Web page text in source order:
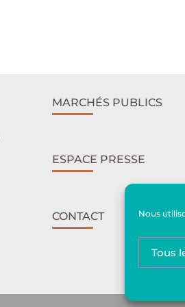
Nous
Tous
MARCHÉS PUBLICS
ESPACE PRESSE
CONTACT